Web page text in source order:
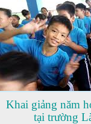
Khai giảng năm
tại trường